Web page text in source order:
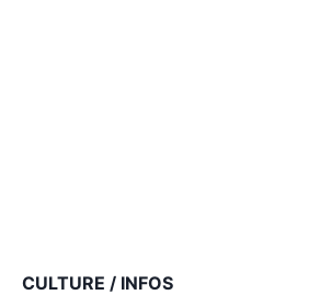
CULTURE / INFOS